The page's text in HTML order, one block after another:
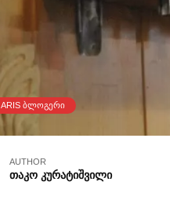
ARIS ᲑᲚᲝᲒᲔᲠᲘ
AUTHOR
თაკო კურატიშვილი